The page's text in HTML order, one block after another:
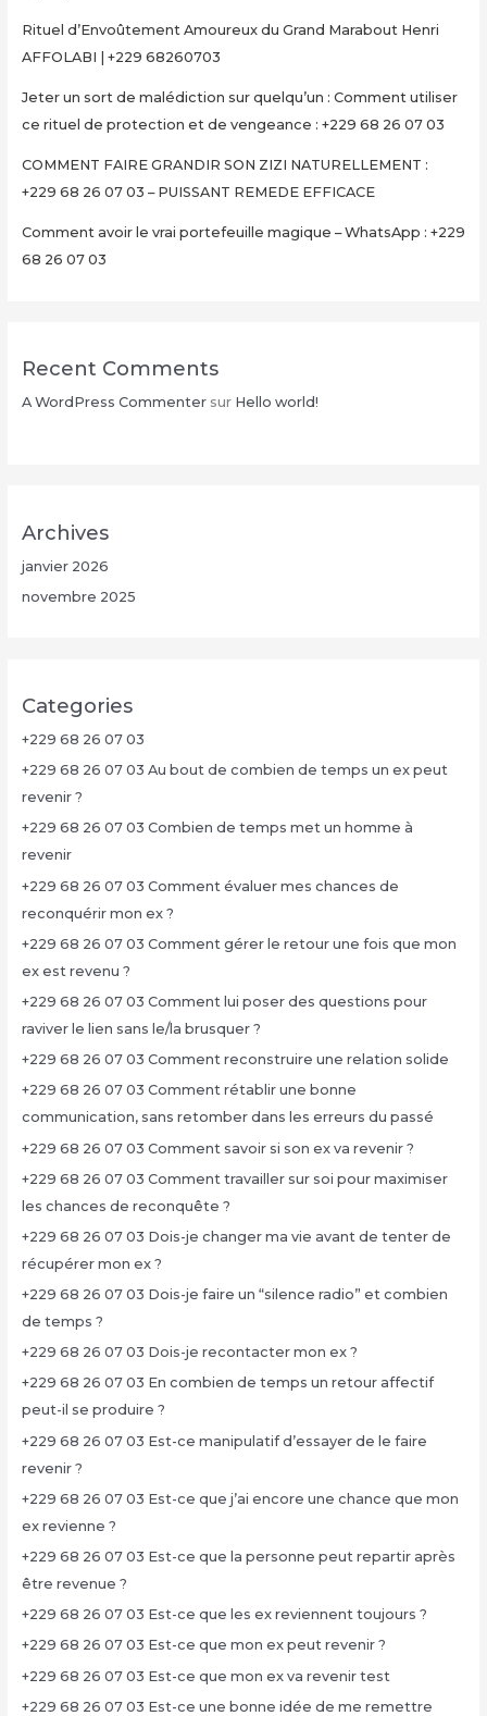
Rituel d’Envoûtement Amoureux du Grand Marabout Henri
AFFOLABI | +229 68260703
Jeter un sort de malédiction sur quelqu’un : Comment utiliser
ce rituel de protection et de vengeance : +229 68 26 07 03
COMMENT FAIRE GRANDIR SON ZIZI NATURELLEMENT :
+229 68 26 07 03 – PUISSANT REMEDE EFFICACE
Comment avoir le vrai portefeuille magique – WhatsApp : +229
68 26 07 03
Recent Comments
A WordPress Commentersur Hello world!
Archives
janvier 2026
novembre 2025
Categories
+229 68 26 07 03
+229 68 26 07 03 Au bout de combien de temps un ex peut
revenir ?
+229 68 26 07 03 Combien de temps met un homme à
revenir
+229 68 26 07 03 Comment évaluer mes chances de
reconquérir mon ex ?
+229 68 26 07 03 Comment gérer le retour une fois que mon
ex est revenu ?
+229 68 26 07 03 Comment lui poser des questions pour
raviver le lien sans le/la brusquer ?
+229 68 26 07 03 Comment reconstruire une relation solide
+229 68 26 07 03 Comment rétablir une bonne
communication, sans retomber dans les erreurs du passé
+229 68 26 07 03 Comment savoir si son ex va revenir ?
+229 68 26 07 03 Comment travailler sur soi pour maximiser
les chances de reconquête ?
+229 68 26 07 03 Dois-je changer ma vie avant de tenter de
récupérer mon ex ?
+229 68 26 07 03 Dois-je faire un “silence radio” et combien
de temps ?
+229 68 26 07 03 Dois-je recontacter mon ex ?
+229 68 26 07 03 En combien de temps un retour affectif
peut-il se produire ?
+229 68 26 07 03 Est-ce manipulatif d’essayer de le faire
revenir ?
+229 68 26 07 03 Est-ce que j’ai encore une chance que mon
ex revienne ?
+229 68 26 07 03 Est-ce que la personne peut repartir après
être revenue ?
+229 68 26 07 03 Est-ce que les ex reviennent toujours ?
+229 68 26 07 03 Est-ce que mon ex peut revenir ?
+229 68 26 07 03 Est-ce que mon ex va revenir test
+229 68 26 07 03 Est-ce une bonne idée de me remettre